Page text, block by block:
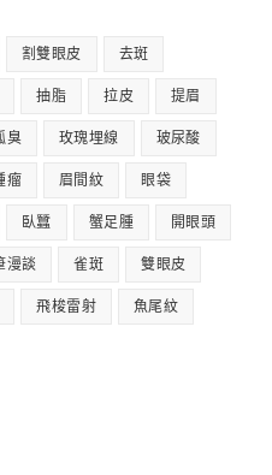
割雙眼皮 去斑
抽脂 拉皮 提眉
臭 玫瑰埋線 玻尿酸
瘤 眉間紋 眼袋
臥蠶 蟹足腫 開眼頭
漫談 雀斑 雙眼皮
飛梭雷射 魚尾紋